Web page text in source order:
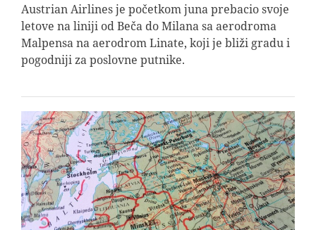
Austrian Airlines je početkom juna prebacio svoje
letove na liniji od Beča do Milana sa aerodroma
Malpensa na aerodrom Linate, koji je bliži gradu i
pogodniji za poslovne putnike.